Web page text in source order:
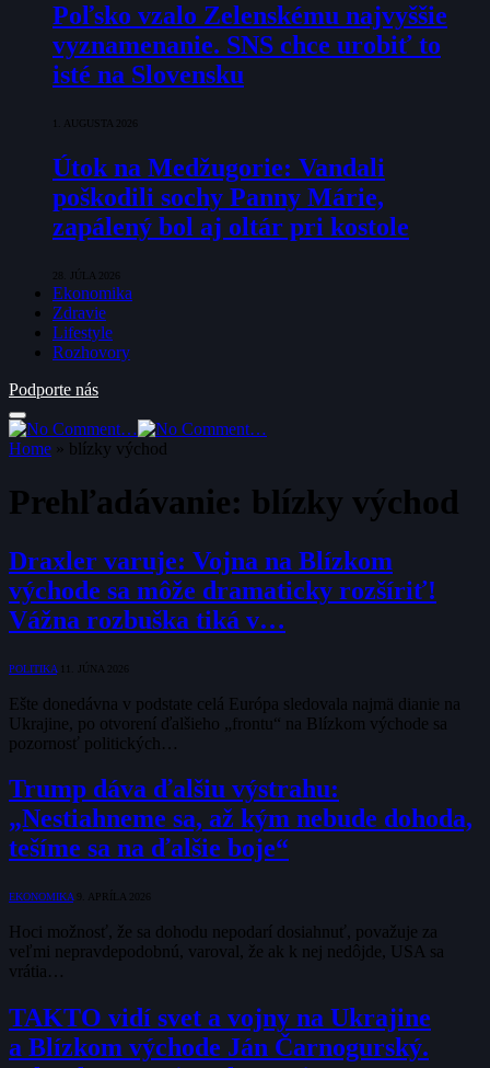
Poľsko vzalo Zelenskému najvyššie
vyznamenanie. SNS chce urobiť to
isté na Slovensku
1. AUGUSTA 2026
Útok na Medžugorie: Vandali
poškodili sochy Panny Márie,
zapálený bol aj oltár pri kostole
28. JÚLA 2026
Ekonomika
Zdravie
Lifestyle
Rozhovory
Podporte nás
Home » blízky východ
Prehľadávanie: blízky východ
Draxler varuje: Vojna na Blízkom
východe sa môže dramaticky rozšíriť!
Vážna rozbuška tiká v…
POLITIKA 11. JÚNA 2026
Ešte donedávna v podstate celá Európa sledovala najmä dianie na
Ukrajine, po otvorení ďalšieho „frontu“ na Blízkom východe sa
pozornosť politických…
Trump dáva ďalšiu výstrahu:
„Nestiahneme sa, až kým nebude dohoda,
tešíme sa na ďalšie boje“
EKONOMIKA 9. APRÍLA 2026
Hoci možnosť, že sa dohodu nepodarí dosiahnuť, považuje za
veľmi nepravdepodobnú, varoval, že ak k nej nedôjde, USA sa
vrátia…
TAKTO vidí svet a vojny na Ukrajine
a Blízkom východe Ján Čarnogurský.